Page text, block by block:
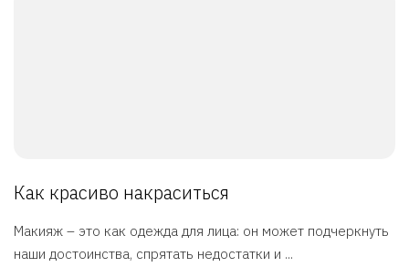
Как красиво накраситься
Макияж – это как одежда для лица: он может подчеркнуть
наши достоинства, спрятать недостатки и ...